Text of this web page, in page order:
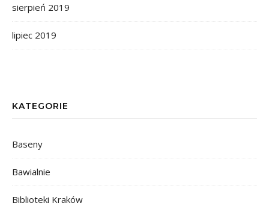
sierpień 2019
lipiec 2019
KATEGORIE
Baseny
Bawialnie
Biblioteki Kraków